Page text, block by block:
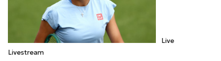
Live
Livestream